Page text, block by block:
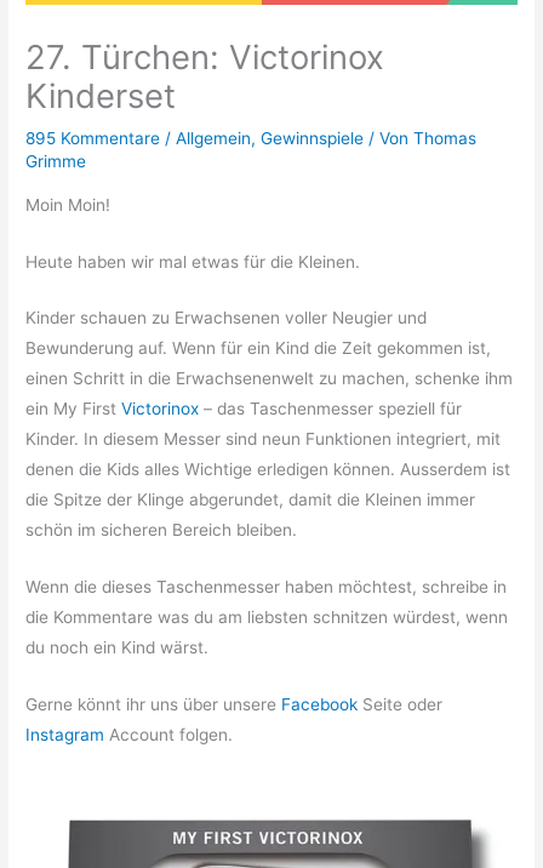
27. Türchen: Victorinox
Kinderset
895 Kommentare /Allgemein,Gewinnspiele / VonThomas
Grimme
Moin Moin!
Heute haben wir mal etwas für die Kleinen.
Kinder schauen zu Erwachsenen voller Neugier und
Bewunderung auf. Wenn für ein Kind die Zeit gekommen ist,
einen Schritt in die Erwachsenenwelt zu machen, schenke ihm
ein My FirstVictorinox– das Taschenmesser speziell für
Kinder. In diesem Messer sind neun Funktionen integriert, mit
denen die Kids alles Wichtige erledigen können. Ausserdem ist
die Spitze der Klinge abgerundet, damit die Kleinen immer
schön im sicheren Bereich bleiben.
Wenn die dieses Taschenmesser haben möchtest, schreibe in
die Kommentare was du am liebsten schnitzen würdest, wenn
du noch ein Kind wärst.
Gerne könnt ihr uns über unsere Facebook Seite oder
Instagram Account folgen.